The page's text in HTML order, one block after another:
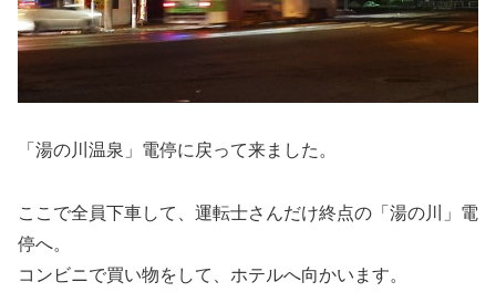
「湯の川温泉」電停に戻って来ました。
ここで全員下車して、運転士さんだけ終点の「湯の川」電
停へ。
コンビニで買い物をして、ホテルへ向かいます。